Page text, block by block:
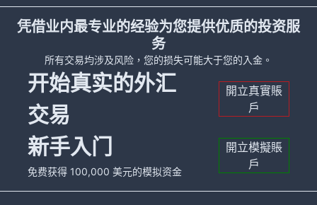
凭借业内最专业的经验为您提供优质的投资服
务
所有交易均涉及风险，您的损失可能大于您的入金。
开始真实的外汇
交易
開立真實賬
戶
新手入门
免费获得 100,000 美元的模拟资金
開立模擬賬
戶